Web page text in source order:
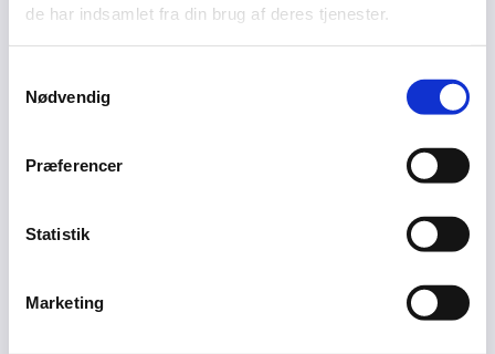
de har indsamlet fra din brug af deres tjenester.
Nødvendig
Præferencer
Statistik
Marketing